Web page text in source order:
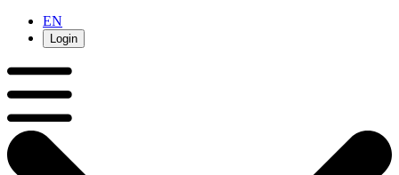
EN
Login